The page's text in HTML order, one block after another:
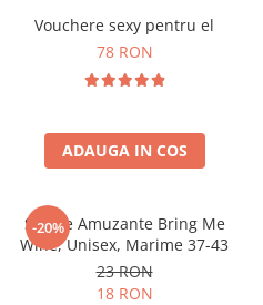
Vouchere sexy pentru el
78 RON
ADAUGA IN COS
-20%
Sosete Amuzante Bring Me
Wine, Unisex, Marime 37-43
23 RON
18 RON